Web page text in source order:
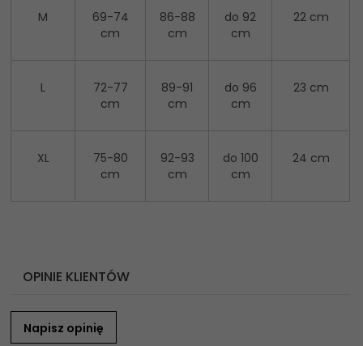
M
69-74
cm
86-88
cm
do 92
cm
22 cm
L
72-77
cm
89-91
cm
do 96
cm
23 cm
XL
75-80
cm
92-93
cm
do 100
cm
24 cm
OPINIE KLIENTÓW
Napisz opinię